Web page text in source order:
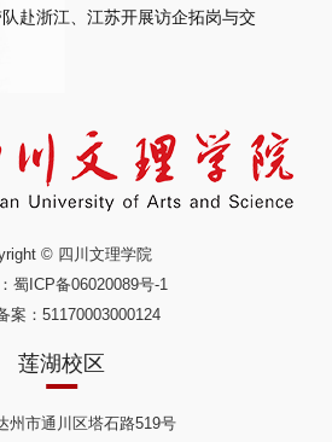
赴浙江、江苏开展访企拓岗与交
© 四川文理学院
蜀ICP备06020089号-1
案：51170003000124
莲湖校区
州市通川区塔石路519号